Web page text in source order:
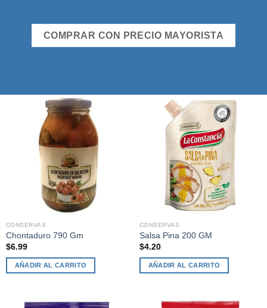
COMPRAR CON PRECIO MAYORISTA
CONSERVAS
Chontaduro 790 Gm
$6.99
AÑADIR AL CARRITO
CONSERVAS
Salsa Pina 200 GM
$4.20
AÑADIR AL CARRITO